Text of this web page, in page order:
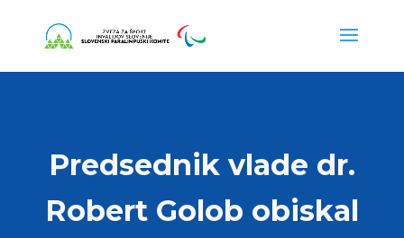
Predsednik vlade dr.
Robert Golob obiskal